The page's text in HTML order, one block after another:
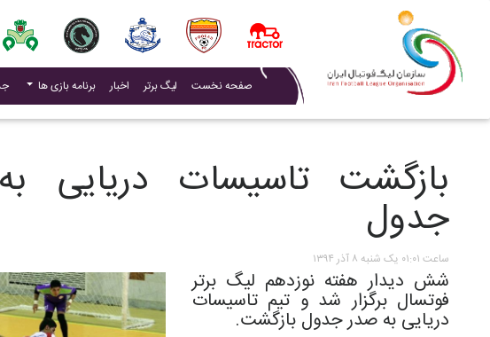
صفحه نخست لیگ برتر اخبار(current) برنامه بازی ها
بازگشت تاسیسات دریایی
جدول
ساعت ۰۱:۰۱ یک شنبه ۸ آذر ۱۳۹۴
شش دیدار هفته نوزدهم لیگ برتر
فوتسال برگزار شد و تیم تاسیسات
دریایی به صدر جدول بازگشت.